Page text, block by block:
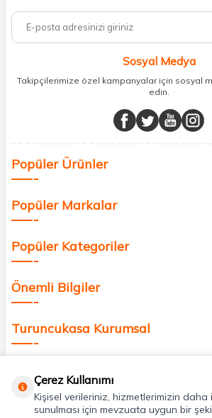
%100 orijinal kozmetik ve sağlık ürünleriyle
vücudunuzu desteklemek için güvenilir takviye
minerallere kadar binlerce ürünü uygun fiyat ve
sunuyoruz.
buluşturuyor ve online alışveriş deneyiminizi en
Sağlık, güzellik ve iyi yaşam için aradığınız her
değer katmak için bize
Sosyal Medya
Takipçilerimize özel kampanyalar için sosyal
edin.
Popüler Ürünler
Popüler Markalar
Popüler Kategoriler
Önemli Bilgiler
Turuncukasa Kurumsal
Uygulamalarımız
Çerez Kullanımı
Kişisel verileriniz, hizmetlerimizin daha
sunulması için mevzuata uygun bir